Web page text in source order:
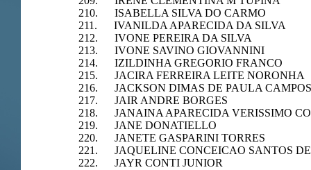
210. ISABELLA SILVA DO CARMO
211. IVANILDA APARECIDA DA SILVA
212. IVONE PEREIRA DA SILVA
213. IVONE SAVINO GIOVANNINI
214. IZILDINHA GREGORIO FRANCO
215. JACIRA FERREIRA LEITE NORONHA
216. JACKSON DIMAS DE PAULA CAMPOS
217. JAIR ANDRE BORGES
218. JANAINA APARECIDA VERISSIMO
219. JANE DONATIELLO
220. JANETE GASPARINI TORRES
221. JAQUELINE CONCEICAO SANTOS
222. JAYR CONTI JUNIOR